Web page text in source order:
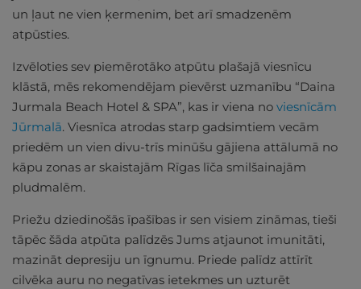
un ļaut ne vien ķermenim, bet arī smadzenēm
atpūsties.
Izvēloties sev piemērotāko atpūtu plašajā viesnīcu
klāstā, mēs rekomendējam pievērst uzmanību “Daina
Jurmala Beach Hotel & SPA”, kas ir viena no viesnīcām
Jūrmalā. Viesnīca atrodas starp gadsimtiem vecām
priedēm un vien divu-trīs minūšu gājiena attālumā no
kāpu zonas ar skaistajām Rīgas līča smilšainajām
pludmalēm.
Priežu dziedinošās īpašības ir sen visiem zināmas, tieši
tāpēc šāda atpūta palīdzēs Jums atjaunot imunitāti,
mazināt depresiju un īgnumu. Priede palīdz attīrīt
cilvēka auru no negatīvas ietekmes un uzturēt